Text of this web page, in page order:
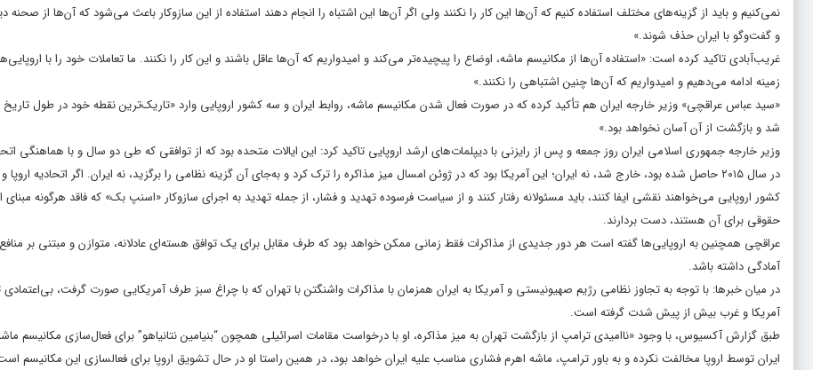
نمی‌کنیم و باید از گزینه‌های مختلف استفاده کنیم که آن‌ها این کار را نکنند ولی اگر آن‌ها این اشتباه را انجام دهند استفاده از این سازوکار باعث می‌شود که آن‌ها از صحنه
و گفت‌وگو با ایران حذف شوند.»
غریب‌آبادی تاکید کرده است: «استفاده آن‌ها از مکانیسم ماشه، اوضاع را پیچیده‌تر می‌کند و امیدواریم که آن‌ها عاقل باشند و این کار را نکنند. ما تعاملات خود را با
زمینه ادامه می‌دهیم و امیدواریم که آن‌ها چنین اشتباهی را نکنند.»
«سید عباس عراقچی» وزیر خارجه ایران هم تأکید کرده که در صورت فعال شدن مکانیسم ماشه، روابط ایران و سه کشور اروپایی وارد «تاریک‌ترین نقطه خود در طول
شد و بازگشت از آن آسان نخواهد بود.»
وزیر خارجه جمهوری اسلامی ایران روز جمعه و پس از رایزنی با دیپلمات‌های ارشد اروپایی تاکید کرد: این ایالات متحده بود که از توافقی که طی دو سال و با هماهنگی
در سال ۲۰۱۵ حاصل شده بود، خارج شد، نه ایران؛ این آمریکا بود که در ژوئن امسال میز مذاکره را ترک کرد و به‌جای آن گزینه نظامی را برگزید، نه ایران. اگر اتحادیه اروپا
کشور اروپایی می‌خواهند نقشی ایفا کنند، باید مسئولانه رفتار کنند و از سیاست‌ فرسوده تهدید و فشار، از جمله تهدید به اجرای سازوکار «اسنپ بک» که فاقد هرگونه مبنای
حقوقی برای آن هستند، دست بردارند.
عراقچی همچنین به اروپایی‌ها گفته است هر دور جدیدی از مذاکرات فقط زمانی ممکن خواهد بود که طرف مقابل برای یک توافق هسته‌ای عادلانه، متوازن و مبتنی بر
آمادگی داشته باشد.
در میان خبرها: با توجه به تجاوز نظامی رژیم صهیونیستی و آمریکا به ایران همزمان با مذاکرات واشنگتن با تهران که با چراغ سبز طرف آمریکایی‌ صورت گرفت، بی‌اعتمادی
آمریکا و غرب بیش از پیش شدت گرفته است.
طبق گزارش آکسیوس، با وجود «ناامیدی ترامپ از بازگشت تهران به میز مذاکره، او با درخواست مقامات اسرائیلی همچون “بنیامین نتانیاهو” برای فعال‌سازی مکانیسم
ایران توسط اروپا مخالفت نکرده و به باور ترامپ، ماشه اهرم فشاری مناسب علیه ایران خواهد بود، در همین راستا او در حال تشویق اروپا برای فعالسازی این مکانیسم